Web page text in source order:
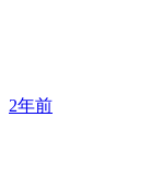
2年前